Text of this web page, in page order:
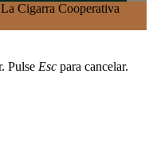
Cigarra Cooperativa
Pulse Esc para cancelar.